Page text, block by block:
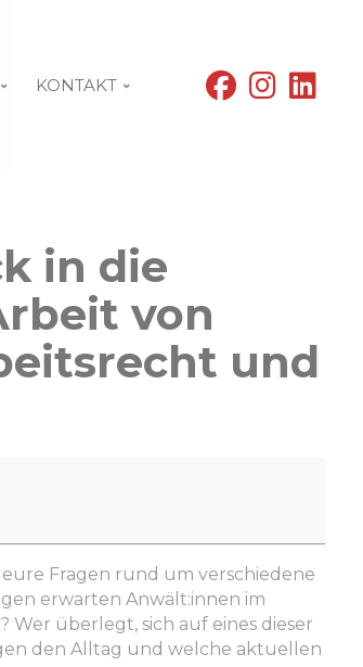
KONTAKT
fab
fa-
fab
fa-
fab
fa-
in die
von
und
Fragen rund um verschiedene
erwarten Anwält:innen im
Wer überlegt, sich auf eines dieser
den Alltag und welche aktuellen